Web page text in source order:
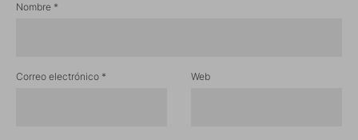
Nombre *
Correo electrónico * Web